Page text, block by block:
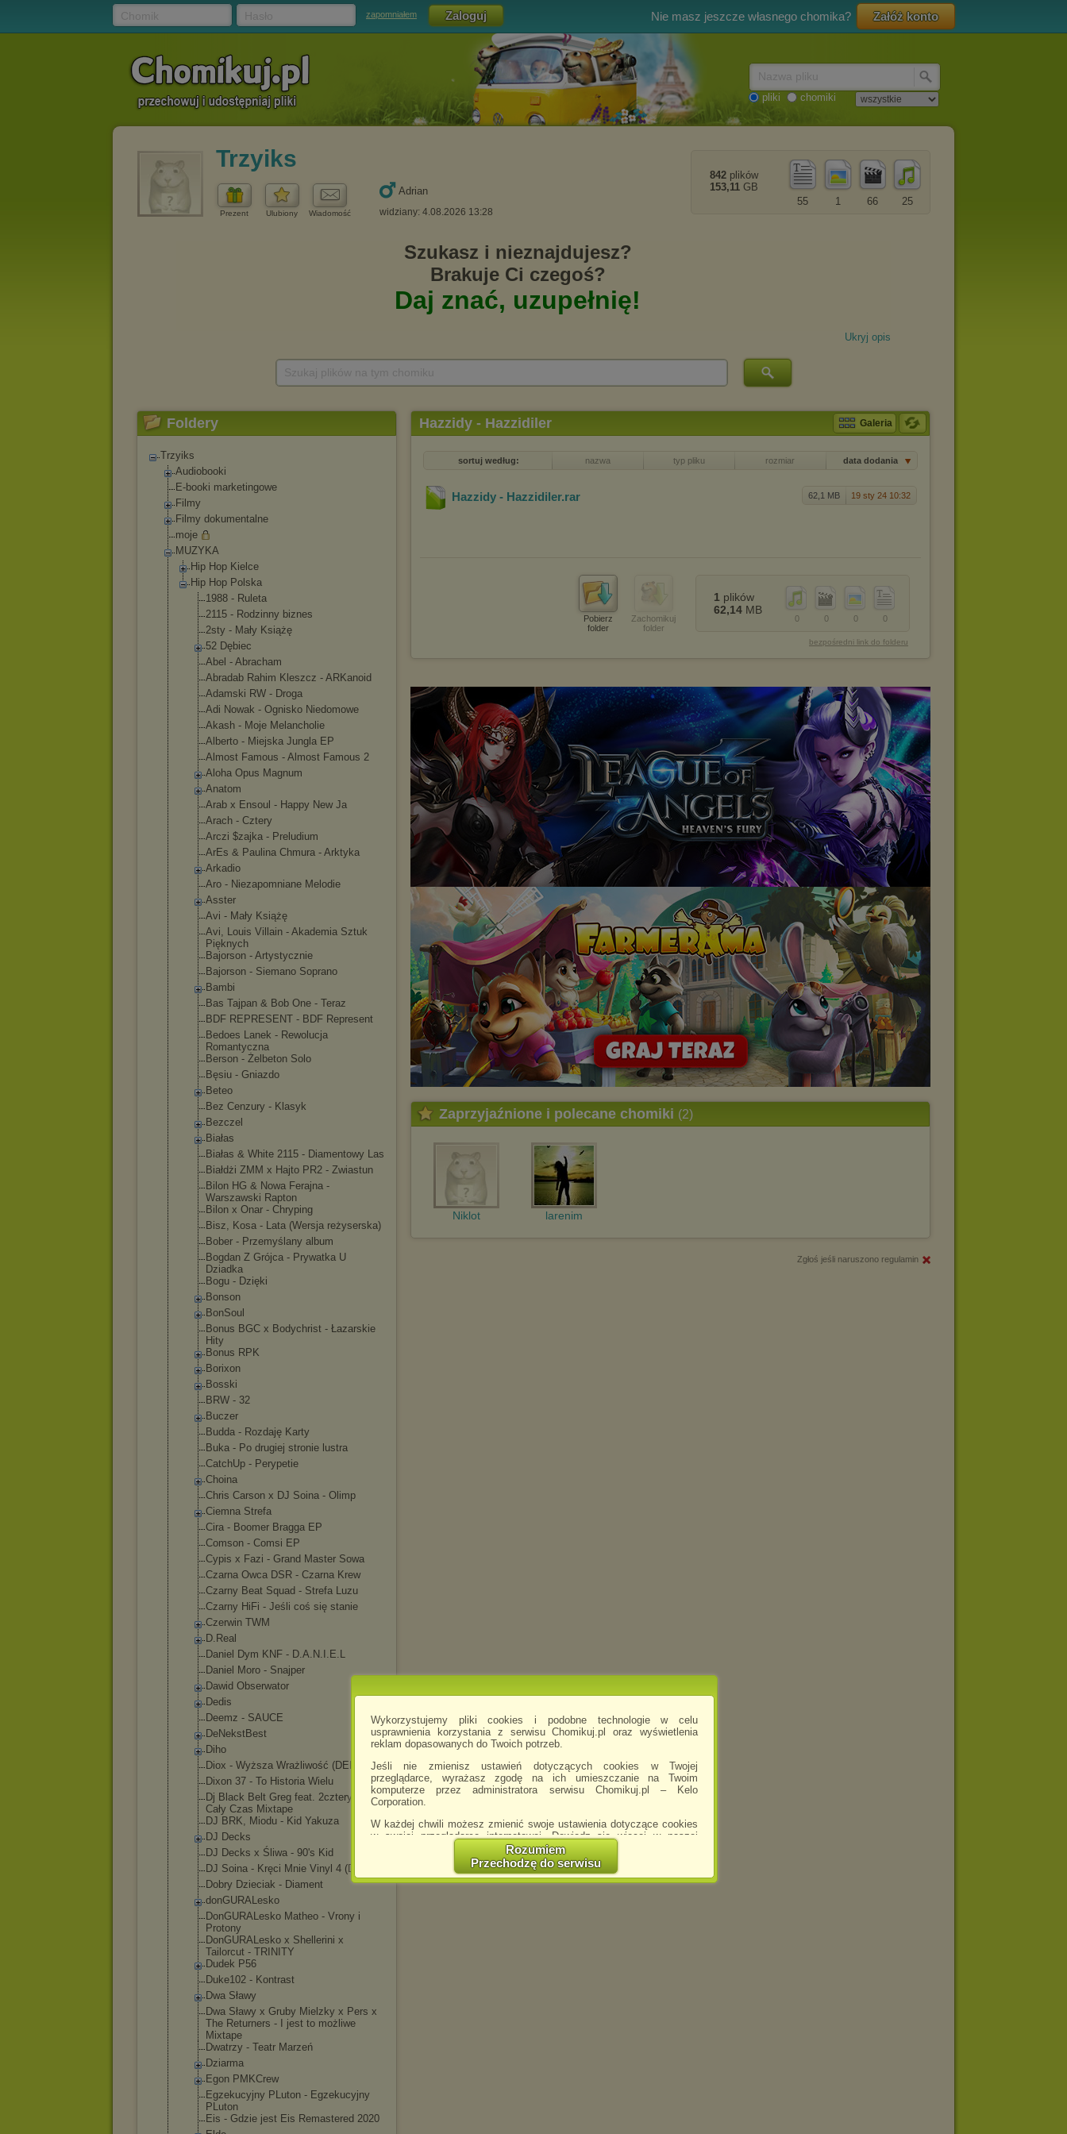
Wykorzystujemy pliki cookies i podobne technologie w celu
usprawnienia korzystania z serwisu Chomikuj.pl oraz wyświetlenia
reklam dopasowanych do Twoich potrzeb.
Jeśli nie zmienisz ustawień dotyczących cookies w Twojej
przeglądarce, wyrażasz zgodę na ich umieszczanie na Twoim
komputerze przez administratora serwisu Chomikuj.pl – Kelo
Corporation.
W każdej chwili możesz zmienić swoje ustawienia dotyczące cookies
w swojej przeglądarce internetowej. Dowiedz się więcej w naszej
http://chomikuj.pl/PolitykaPrywatnosci.aspx
Jednocześnie informujemy że zmiana ustawień przeglądarki może
spowodować ograniczenie korzystania ze strony Chomikuj.pl.
wyświetlona przypadkowo.
http://chomikuj.pl/PolitykaPrywatnosci.aspx
Rozumiem
Przechodzę do serwisu
zapomniałem Nie masz jeszcze własnego chomika? Załóż konto
pliki chomiki
Trzyiks
Prezent Ulubiony Wiadomość
Adrian
widziany: 4.08.2026 13:28
25
66
1
55
842 plików
153,11 GB
Ukryj opis
Foldery
Trzyiks
Audiobooki
E-booki marketingowe
Filmy
Filmy dokumentalne
moje
MUZYKA
Hip Hop Kielce
Hip Hop Polska
1988 - Ruleta
2115 - Rodzinny biznes
2sty - Mały Książę
52 Dębiec
Abel - Abracham
Abradab Rahim Kleszcz - ARKanoid
Adamski RW - Droga
Adi Nowak - Ognisko Niedomowe
Akash - Moje Melancholie
Alberto - Miejska Jungla EP
Almost Famous - Almost Famous 2
Aloha Opus Magnum
Anatom
Arab x Ensoul - Happy New Ja
Arach - Cztery
Arczi $zajka - Preludium
ArEs & Paulina Chmura - Arktyka
Arkadio
Aro - Niezapomniane Melodie
Asster
Avi - Mały Książę
Avi, Louis Villain - Akademia Sztuk
Pięknych
Bajorson - Artystycznie
Bajorson - Siemano Soprano
Bambi
Bas Tajpan & Bob One - Teraz
BDF REPRESENT - BDF Represent
Bedoes Lanek - Rewolucja
Romantyczna
Berson - Żelbeton Solo
Bęsiu - Gniazdo
Beteo
Bez Cenzury - Klasyk
Bezczel
Białas
Białas & White 2115 - Diamentowy Las
Białdżi ZMM x Hajto PR2 - Zwiastun
Bilon HG & Nowa Ferajna -
Warszawski Rapton
Bilon x Onar - Chryping
Bisz, Kosa - Lata (Wersja reżyserska)
Bober - Przemyślany album
Bogdan Z Grójca - Prywatka U
Dziadka
Bogu - Dzięki
Bonson
BonSoul
Bonus BGC x Bodychrist - Łazarskie
Hity
Bonus RPK
Borixon
Bosski
BRW - 32
Buczer
Budda - Rozdaję Karty
Buka - Po drugiej stronie lustra
CatchUp - Perypetie
Choina
Chris Carson x DJ Soina - Olimp
Ciemna Strefa
Cira - Boomer Bragga EP
Comson - Comsi EP
Cypis x Fazi - Grand Master Sowa
Czarna Owca DSR - Czarna Krew
Czarny Beat Squad - Strefa Luzu
Czarny HiFi - Jeśli coś się stanie
Czerwin TWM
D.Real
Daniel Dym KNF - D.A.N.I.E.L
Daniel Moro - Snajper
Dawid Obserwator
Dedis
Deemz - SAUCE
DeNekstBest
Diho
Diox - Wyższa Wrażliwość (DELUXE)
Dixon 37 - To Historia Wielu
Dj Black Belt Greg feat. 2cztery7 -
Cały Czas Mixtape
DJ BRK, Miodu - Kid Yakuza
DJ Decks
DJ Decks x Śliwa - 90's Kid
DJ Soina - Kręci Mnie Vinyl 4 (Deluxe)
Dobry Dzieciak - Diament
donGURALesko
DonGURALesko Matheo - Vrony i
Protony
DonGURALesko x Shellerini x
Tailorcut - TRINITY
Dudek P56
Duke102 - Kontrast
Dwa Sławy
Dwa Sławy x Gruby Mielzky x Pers x
The Returners - I jest to możliwe
Mixtape
Dwatrzy - Teatr Marzeń
Dziarma
Egon PMKCrew
Egzekucyjny PLuton - Egzekucyjny
PLuton
Eis - Gdzie jest Eis Remastered 2020
Hazzidy - Hazzidiler Galeria
sortuj według: nazwa typ pliku rozmiar data dodania
62,1 MB 19 sty 24 10:32
Hazzidy - Hazzidiler.rar
Pobierz
folder
Zachomikuj
folder
0
0
0
0
1 plików
62,14 MB
bezpośredni link do folderu
Zaprzyjaźnione i polecane chomiki (2)
Niklot larenim
Zgłoś jeśli naruszono regulamin